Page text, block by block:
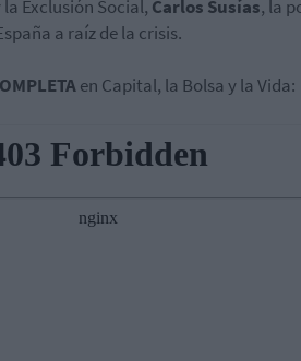
Exclusión Social, Carlos Susías, la
a raíz de la crisis.
en Capital, la Bolsa y la Vida: